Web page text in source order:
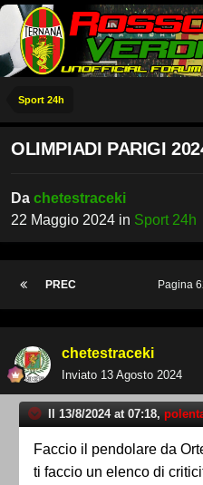
Sport 24h
OLIMPIADI PARIGI
Da chetestraceki
22 Maggio 2024 in Sport 24h
PREC Pagina
chetestraceki
Inviato 13 Agosto 2024
Il 13/8/2024 at 07:18,
Faccio il pendolare da
ti faccio un elenco di